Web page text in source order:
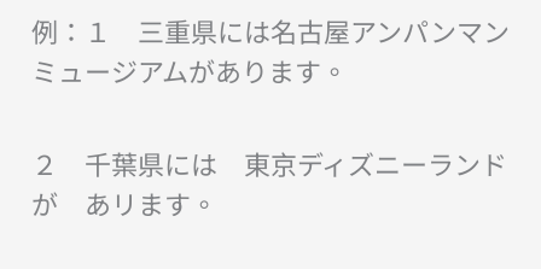
例：１ 三重県には名古屋アンパンマン
ミュージアムがあります。
２ 千葉県には 東京ディズニーランド
が あリます。